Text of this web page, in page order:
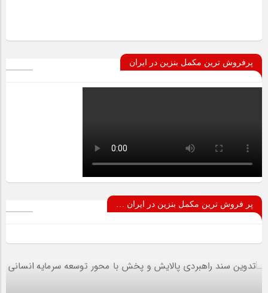
پرفروش ترین مکمل بنزین در ایران
پر فروش ترین مکمل بنزین در ایران …